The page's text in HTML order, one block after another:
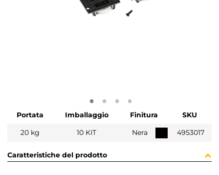
Portata Imballaggio Finitura
SKU
20 kg
10 KIT Nera 4953017
Caratteristiche del prodotto